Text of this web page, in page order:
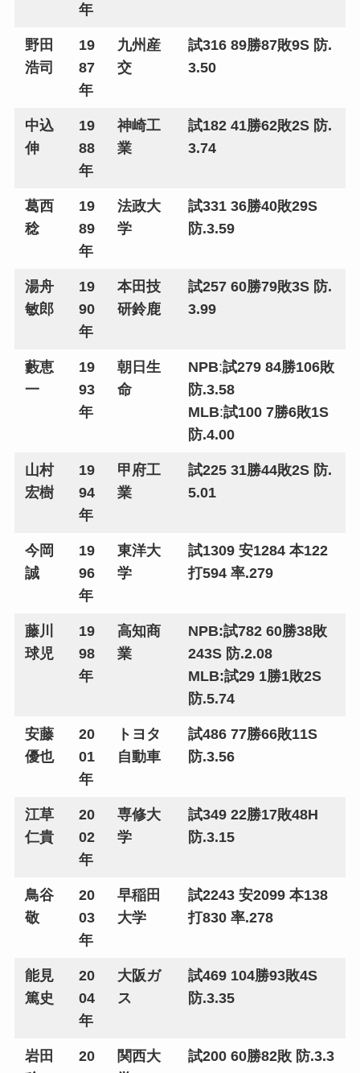
年
野田
浩司
19
87
年
九州産
交
試316 89勝87敗9S 防.
3.50
中込
伸
19
88
年
神崎工
業
試182 41勝62敗2S 防.
3.74
葛西
稔
19
89
年
法政大
学
試331 36勝40敗29S
防.3.59
湯舟
敏郎
19
90
年
本田技
研鈴鹿
試257 60勝79敗3S 防.
3.99
藪恵
一
19
93
年
朝日生
命
NPB:試279 84勝106敗
防.3.58
MLB:試100 7勝6敗1S
防.4.00
山村
宏樹
19
94
年
甲府工
業
試225 31勝44敗2S 防.
5.01
今岡
誠
19
96
年
東洋大
学
試1309 安1284 本122
打594 率.279
藤川
球児
19
98
年
高知商
業
NPB:試782 60勝38敗
243S 防.2.08
MLB:試29 1勝1敗2S
防.5.74
安藤
優也
20
01
年
トヨタ
自動車
試486 77勝66敗11S
防.3.56
江草
仁貴
20
02
年
専修大
学
試349 22勝17敗48H
防.3.15
鳥谷
敬
20
03
年
早稲田
大学
試2243 安2099 本138
打830 率.278
能見
篤史
20
04
年
大阪ガ
ス
試469 104勝93敗4S
防.3.35
岩田
20
関西大
試200 60勝82敗 防.3.3